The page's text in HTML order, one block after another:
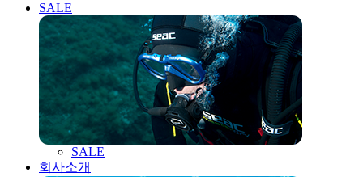
SALE
SALE
회사소개